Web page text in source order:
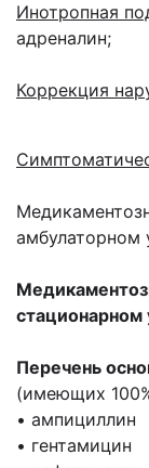
Инотропная
адреналин;
Коррекция
амбулаторном
стационарном
Перечень
(имеющих
• ампициллин
• гентамицин